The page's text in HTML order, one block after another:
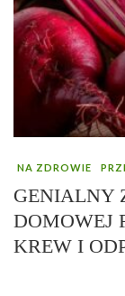
NA ZDROWIE
GENIALNY
DOMOWEJ
KREW I